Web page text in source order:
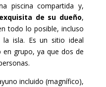
piscina compartida y,
de su dueño,
todo lo posible, incluso
isla. Es un sitio ideal
grupo, ya que dos de
incluido (magnífico),